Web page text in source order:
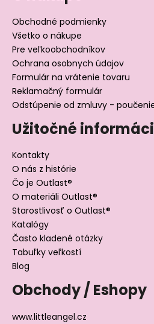
Obchodné podmienky
Všetko o nákupe
Pre veľkoobchodníkov
Ochrana osobnych údajov
Formulár na vrátenie tovaru
Reklamačný formulár
Odstúpenie od zmluvy -
Užitočné
Kontakty
O nás z histórie
Čo je Outlast®
O materiáli Outlast®
Starostlivosť o Outlast®
Katalógy
Často kladené otázky
Tabuľky veľkostí
Blog
Obchody / Eshopy
www.littleangel.cz